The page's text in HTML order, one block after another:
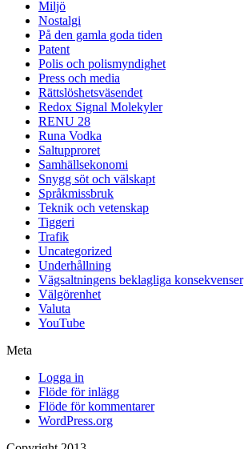
Miljö
Nostalgi
På den gamla goda tiden
Patent
Polis och polismyndighet
Press och media
Rättslöshetsväsendet
Redox Signal Molekyler
RENU 28
Runa Vodka
Saltupproret
Samhällsekonomi
Snygg söt och välskapt
Språkmissbruk
Teknik och vetenskap
Tiggeri
Trafik
Uncategorized
Underhållning
Vägsaltningens beklagliga konsekvenser
Välgörenhet
Valuta
YouTube
Meta
Logga in
Flöde för inlägg
Flöde för kommentarer
WordPress.org